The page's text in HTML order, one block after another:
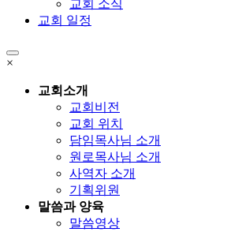
교회 소식
교회 일정
×
교회소개
교회비전
교회 위치
담임목사님 소개
원로목사님 소개
사역자 소개
기획위원
말씀과 양육
말씀영상